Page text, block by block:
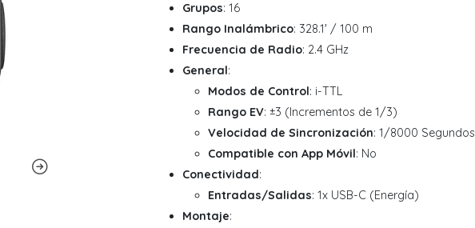
Grupos: 16
Rango Inalámbrico: 328.1' / 100 m
Frecuencia de Radio: 2.4 GHz
General:
Modos de Control: i-TTL
Rango EV: ±3 (Incrementos de 1/3)
Velocidad de Sincronización: 1/8000 Segundos
Compatible con App Móvil: No
Conectividad:
Entradas/Salidas: 1x USB-C (Energía)
Montaje: